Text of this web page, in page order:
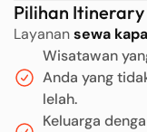
Pilihan
Layanansewa
Wisatawan
Anda yang
lelah.
Keluarga